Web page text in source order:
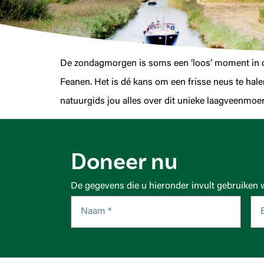
De zondagmorgen is soms een ‘loos’ moment
Feanen. Het is dé kans om een frisse neus te
natuurgids jou alles over dit unieke
Doneer nu
De gegevens die u hieronder invult